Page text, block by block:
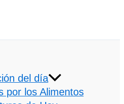
del día
por los Alimentos